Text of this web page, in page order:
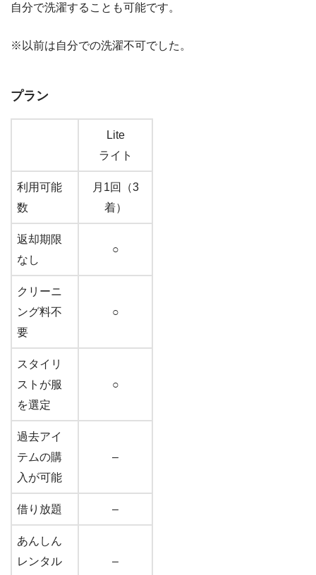
自分で洗濯することも可能です。
※以前は自分での洗濯不可でした。
プラン
Lite
ライト
利用可能
数
月1回（3
着）
返却期限
なし
○
クリーニ
ング料不
要
○
スタイリ
ストが服
を選定
○
過去アイ
テムの購
入が可能
–
借り放題 –
あんしん
レンタル
–